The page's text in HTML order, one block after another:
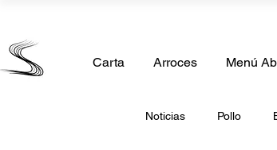
Carta Arroces Menú
Noticias Pollo